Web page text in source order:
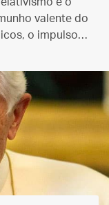
valente do
o impulso